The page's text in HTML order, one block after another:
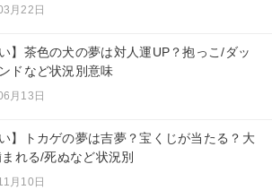
月22日
い】茶色の犬の夢は対人運UP？抱っこ/ダッ
ドなど状況別意味
月13日
い】トカゲの夢は吉夢？宝くじが当たる？大
れる/死ぬなど状況別
月10日